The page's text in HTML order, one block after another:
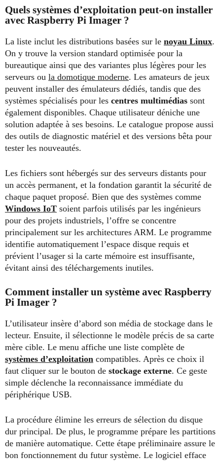
Quels systèmes d’exploitation peut-on installer
avec Raspberry Pi Imager ?
La liste inclut les distributions basées sur le noyau Linux.
On y trouve la version standard optimisée pour la
bureautique ainsi que des variantes plus légères pour les
serveurs ou la domotique moderne. Les amateurs de jeux
peuvent installer des émulateurs dédiés, tandis que des
systèmes spécialisés pour les centres multimédias sont
également disponibles. Chaque utilisateur déniche une
solution adaptée à ses besoins. Le catalogue propose aussi
des outils de diagnostic matériel et des versions bêta pour
tester les nouveautés.
Les fichiers sont hébergés sur des serveurs distants pour
un accès permanent, et la fondation garantit la sécurité de
chaque paquet proposé. Bien que des systèmes comme
Windows IoT soient parfois utilisés par les ingénieurs
pour des projets industriels, l’offre se concentre
principalement sur les architectures ARM. Le programme
identifie automatiquement l’espace disque requis et
prévient l’usager si la carte mémoire est insuffisante,
évitant ainsi des téléchargements inutiles.
Comment installer un système avec Raspberry
Pi Imager ?
L’utilisateur insère d’abord son média de stockage dans le
lecteur. Ensuite, il sélectionne le modèle précis de sa carte
mère cible. Le menu affiche une liste complète de
systèmes d’exploitation compatibles. Après ce choix il
faut cliquer sur le bouton de stockage externe. Ce geste
simple déclenche la reconnaissance immédiate du
périphérique USB.
La procédure élimine les erreurs de sélection du disque
dur principal. De plus, le programme prépare les partitions
de manière automatique. Cette étape préliminaire assure le
bon fonctionnement du futur système. Le logiciel efface